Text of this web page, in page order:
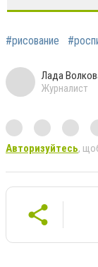
#рисование
Лада
Журналист
Авторизуйтесь,